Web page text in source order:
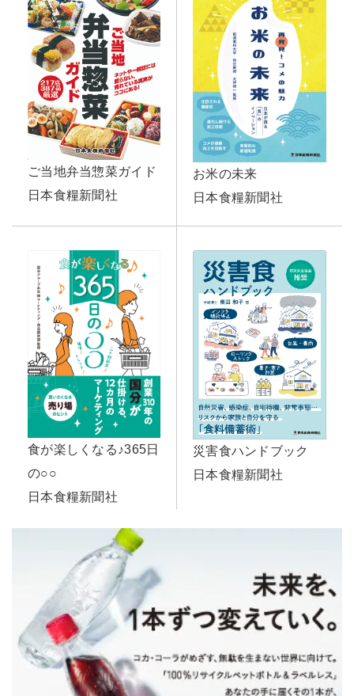
ご当地弁当惣菜ガイド
日本食糧新聞社
お米の未来
日本食糧新聞社
食が楽しくなる♪365日
の○○
日本食糧新聞社
災害食ハンドブック
日本食糧新聞社